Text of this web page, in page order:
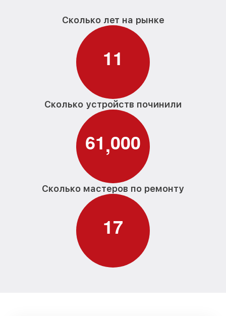
Сколько лет на рынке
11
Сколько устройств починили
61,000
Сколько мастеров по ремонту
17